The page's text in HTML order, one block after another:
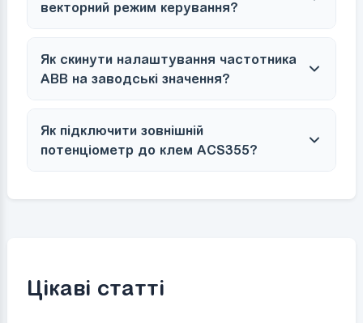
векторний режим керування?
Як скинути налаштування частотника
ABB на заводські значення?
Як підключити зовнішній
потенціометр до клем ACS355?
Цікаві статті